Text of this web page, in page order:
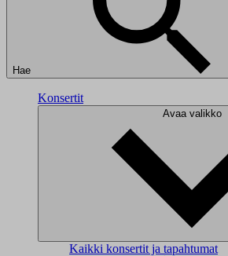
Hae
Konsertit
Avaa valikko
Kaikki konsertit ja tapahtumat